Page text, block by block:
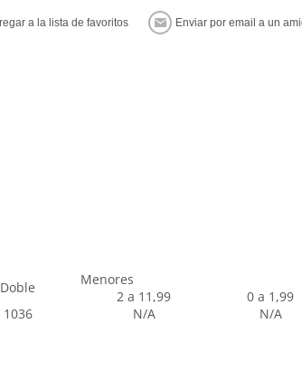
Doble
Menores
2 a 11,99
0 a 1,99
1036 N/A N/A